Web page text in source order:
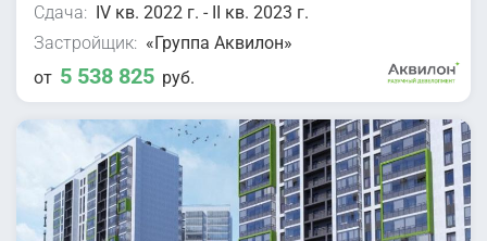
Сдача: IV кв. 2022 г. - II кв. 2023 г.
Застройщик: «Группа Аквилон»
от 5 538 825 руб.